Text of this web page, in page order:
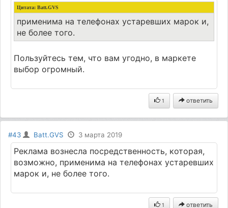
Цитата:Batt.GVS
применима на телефонах устаревших марок и,
не более того.
Пользуйтесь тем, что вам угодно, в маркете
выбор огромный.
1 ответить
#43 Batt.GVS 3 марта 2019
Реклама вознесла посредственность, которая,
возможно, применима на телефонах устаревших
марок и, не более того.
1 ответить